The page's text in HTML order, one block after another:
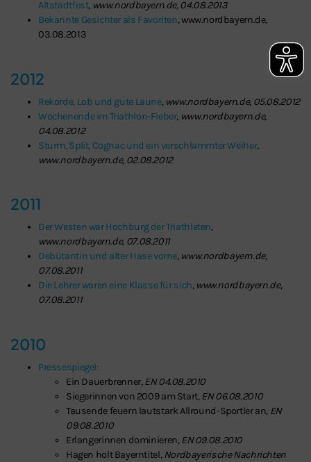
Altstadtfest, www.nordbayern.de, 04.08.2013
Bekannte Gesichter als Favoriten, www.nordbayern.de,
03.08.2013
2012
Rekorde, Lob und gute Laune, www.nordbayern.de, 05.08.2012
Wochenende im Triathlon-Fieber, www.nordbayern.de,
04.08.2012
Sturm, Split, Cognac und ein verschlammter Weiher,
www.nordbayern.de, 02.08.2012
2011
Der Westen war Hochburg der Triathleten,
www.nordbayern.de, 07.08.2011
Debütantin und alter Hase vorne, www.nordbayern.de,
07.08.2011
Die Lehrer waren eine Klasse für sich, www.nordbayern.de,
07.08.2011
2010
Pressespiegel:
Ein Dauerbrenner,EN 04.08.2010
Siegerinnen von 2009 am Start,EN 06.08.2010
Tausende feuern lautstark Allround-Sportler an, EN
09.08.2010
Erlangerinnen dominieren,EN 09.08.2010
Hagen holt Bayerntitel,Nordbayerische Nachrichten